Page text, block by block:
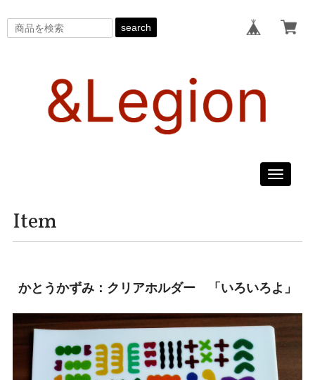
search
Toggle
Item
かとうかずみ：クリアホルダー 「いろいろよ」